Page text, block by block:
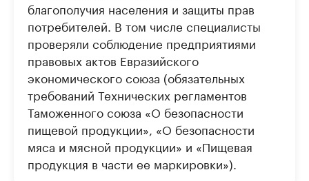
благополучия населения и защиты прав
потребителей. В том числе специалисты
проверяли соблюдение предприятиями
правовых актов Евразийского
экономического союза (обязательных
требований Технических регламентов
Таможенного союза «О безопасности
пищевой продукции», «О безопасности
мяса и мясной продукции» и «Пищевая
продукция в части ее маркировки»).